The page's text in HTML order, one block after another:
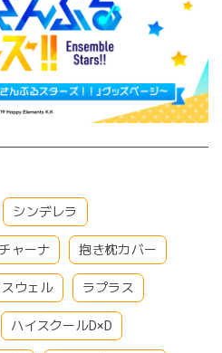
シンデレラ
ャーナ 抱き枕カバー
ウェル ラプラス
ハイスクールD×D